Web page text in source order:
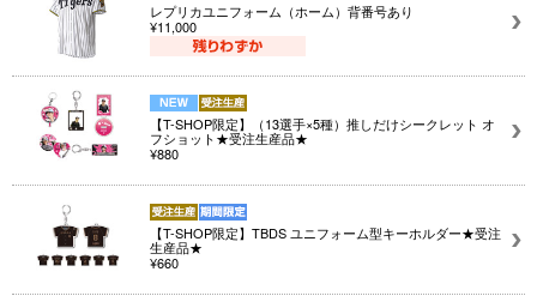
レプリカユニフォーム（ホーム）背番号あり
¥11,000
【T-SHOP限定】（13選手×5種）推しだけシークレット オ
フショット★受注生産品★
¥880
【T-SHOP限定】TBDS ユニフォーム型キーホルダー★受注
生産品★
¥660